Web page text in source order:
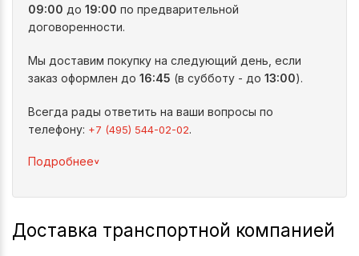
09:00 до 19:00 по предварительной
договоренности.
Мы доставим покупку на следующий день, если
заказ оформлен до 16:45 (в субботу - до 13:00).
Всегда рады ответить на ваши вопросы по
телефону: +7 (495) 544-02-02.
Подробнее^
Доставка транспортной компанией